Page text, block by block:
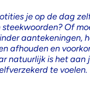
je op de dag
steekwoorden? Of
aantekeningen,
afhouden en
natuurlijk is het aan
te voelen.